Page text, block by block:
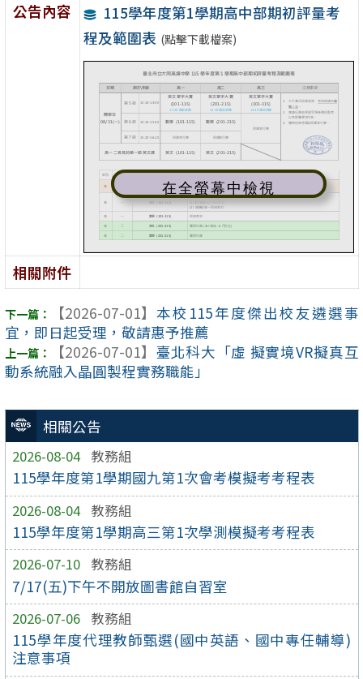
相關公告
2026-08-04 教務組
115學年度第1學期國九第1次會考模擬考考程表
2026-08-04 教務組
115學年度第1學期高三第1次學測模擬考考程表
2026-07-10 教務組
7/17(五)下午不開放圖書館自習室
2026-07-06 教務組
115學年度代理教師甄選(國中英語、國中專任輔導)
注意事項
公告內容
115學年度第1學期高中部期初評量考
程及範圍表 (點擊下載檔案)
在全螢幕中檢視
相關附件
【2026-07-01】 本校115年度傑出校友遴選事
宜，即日起受理，敬請惠予推薦
【2026-07-01】 臺北科大「虛 擬實境VR擬真互
動系統融入晶圓製程實務職能」